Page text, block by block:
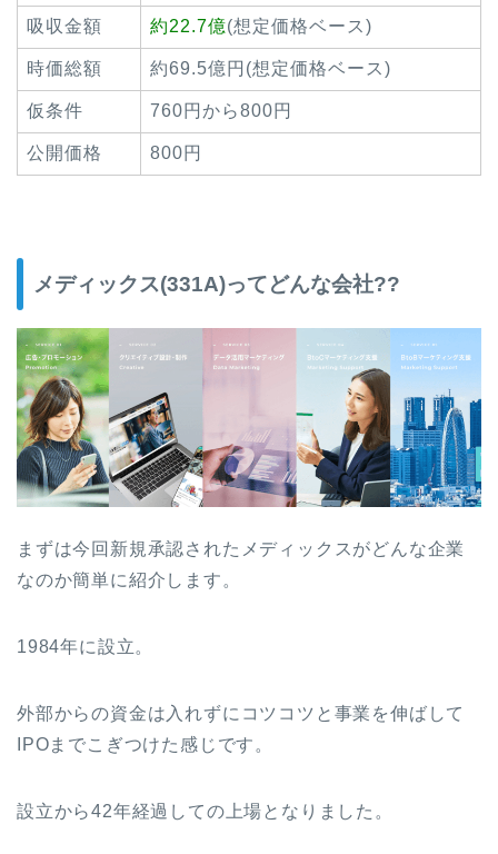
吸収金額 約22.7億(想定価格ベース)
時価総額 約69.5億円(想定価格ベース)
仮条件 760円から800円
公開価格 800円
メディックス(331A)ってどんな会社??
まずは今回新規承認されたメディックスがどんな企業
なのか簡単に紹介します。
1984年に設立。
外部からの資金は入れずにコツコツと事業を伸ばして
IPOまでこぎつけた感じです。
設立から42年経過しての上場となりました。